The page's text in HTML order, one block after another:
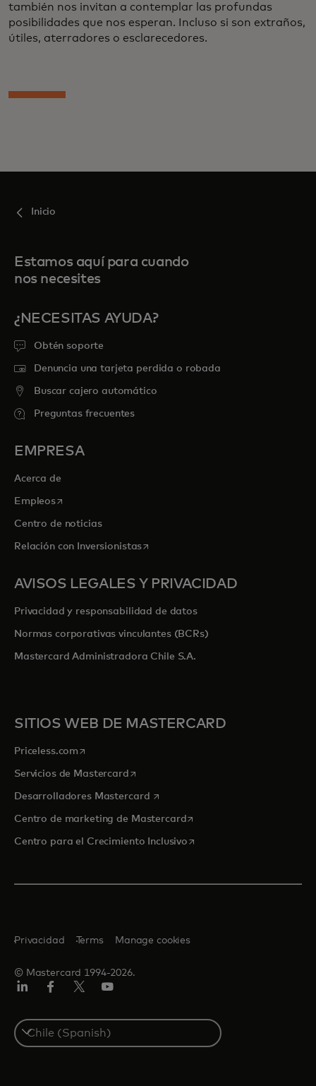
también nos invitan a contemplar las profundas
posibilidades que nos esperan. Incluso si son extraños,
útiles, aterradores o esclarecedores.
Inicio
Estamos aquí para cuando
nos necesites
¿NECESITAS AYUDA?
Obtén soporte
Denuncia una tarjeta perdida o robada
Buscar cajero automático
Preguntas frecuentes
EMPRESA
Acerca de
Empleosse abre en una pestaña nueva
Centro de noticias
Relación con Inversionistasse abre en una pestaña nueva
AVISOS LEGALES Y PRIVACIDAD
Privacidad y responsabilidad de datos
Normas corporativas vinculantes (BCRs)
Mastercard Administradora Chile S.A.
SITIOS WEB DE MASTERCARD
Priceless.com se abre en una pestaña nueva
Servicios de Mastercardse abre en una pestaña nueva
Desarrolladores Mastercard se abre en una pestaña nueva
Centro de marketing de Mastercardse abre en una pestaña
Centro para el Crecimiento Inclusivose abre en una pestaña
© Mastercard 1994-2026.
Privacidad Terms Manage cookies
Select
a
country